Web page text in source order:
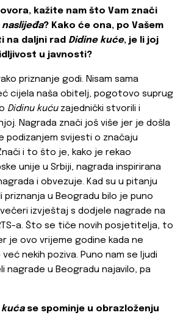
kažite nam što Vam znači
? Kako će ona, po Vašem
na daljni rad Didine kuće, je li joj
u javnosti?
priznanje godi. Nisam sama
cijela naša obitelj, pogotovo suprug
Didinu kućuzajednički stvorili i
Nagrada znači još više jer je došla
podizanjem svijesti o značaju
i to što je, kako je rekao
unije u Srbiji, nagrada inspirirana
i obvezuje. Kad su u pitanju
priznanja u Beogradu bilo je puno
izvještaj s dodjele nagrade na
a. Što se tiče novih posjetitelja, to
je ovo vrijeme godine kada ne
nekih poziva. Puno nam se ljudi
nagrade u Beogradu najavilo, pa
kućase spominje u obrazloženju